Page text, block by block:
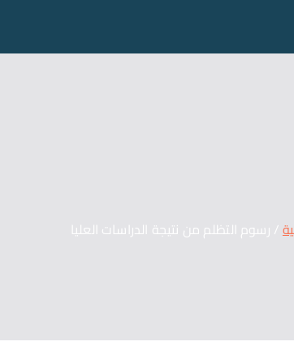
رسوم التظلم من نتيجة الدراسات العليا